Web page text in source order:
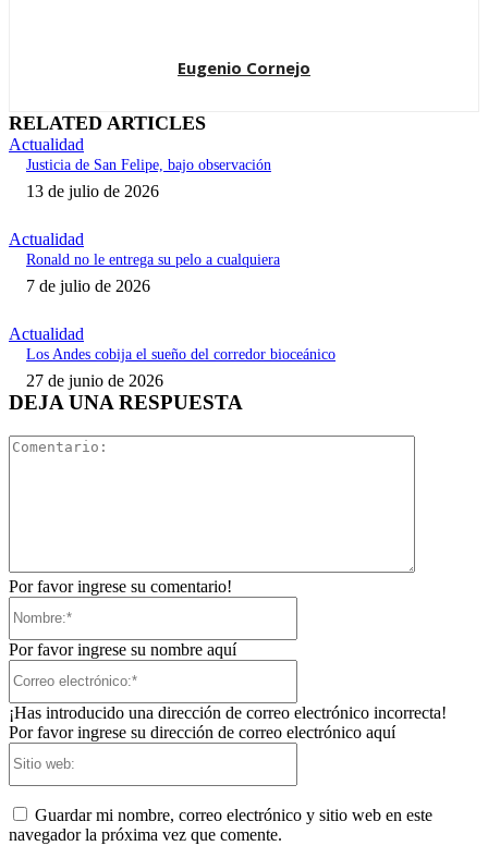
Eugenio Cornejo
RELATED ARTICLES
Actualidad
Justicia de San Felipe, bajo observación
13 de julio de 2026
Actualidad
Ronald no le entrega su pelo a cualquiera
7 de julio de 2026
Actualidad
Los Andes cobija el sueño del corredor bioceánico
27 de junio de 2026
DEJA UNA RESPUESTA
Por favor ingrese su comentario!
Por favor ingrese su nombre aquí
¡Has introducido una dirección de correo electrónico incorrecta!
Por favor ingrese su dirección de correo electrónico aquí
Guardar mi nombre, correo electrónico y sitio web en este
navegador la próxima vez que comente.